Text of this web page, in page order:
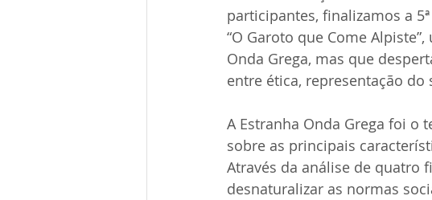
participantes, finalizamos a
“O Garoto que Come
Onda Grega, mas que
entre ética, representação
A Estranha Onda Grega foi o
sobre as principais
Através da análise de quatro
desnaturalizar as normas